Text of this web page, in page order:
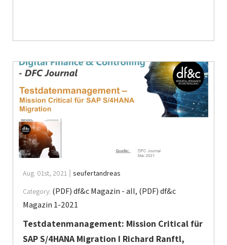
Aug. 01st, 2021
seufertandreas
Category: (PDF) df&c Magazin - all, (PDF) df&c
Magazin 1-2021
Testdatenmanagement: Mission Critical für
SAP S/4HANA Migration I Richard Ranftl,